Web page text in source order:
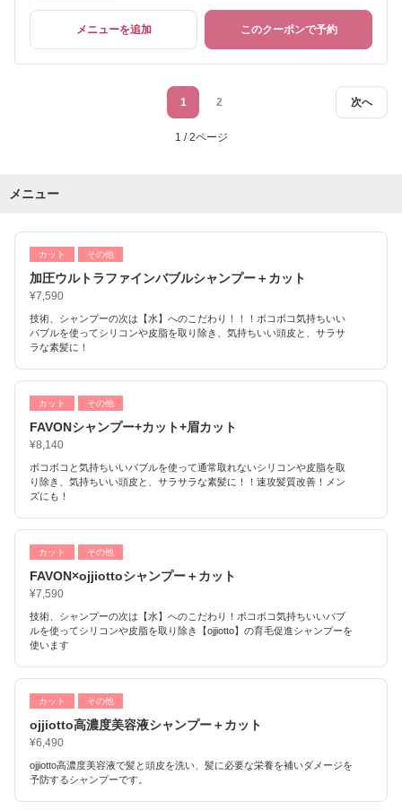
メニューを追加 このクーポンで予約
次へ
1 2
1 / 2ページ
メニュー
カット その他
加圧ウルトラファインバブルシャンプー＋カット
¥7,590
技術、シャンプーの次は【水】へのこだわり！！！ボコボコ気持ちいい
バブルを使ってシリコンや皮脂を取り除き、気持ちいい頭皮と、サラサ
ラな素髪に！
カット その他
FAVONシャンプー+カット+眉カット
¥8,140
ボコボコと気持ちいいバブルを使って通常取れないシリコンや皮脂を取
り除き、気持ちいい頭皮と、サラサラな素髪に！！速攻髪質改善！メン
ズにも！
カット その他
FAVON×ojjiottoシャンプー＋カット
¥7,590
技術、シャンプーの次は【水】へのこだわり！ボコボコ気持ちいいバブ
ルを使ってシリコンや皮脂を取り除き【ojjiotto】の育毛促進シャンプーを
使います
カット その他
ojjiotto高濃度美容液シャンプー＋カット
¥6,490
ojjiotto高濃度美容液で髪と頭皮を洗い、髪に必要な栄養を補いダメージを
予防するシャンプーです。